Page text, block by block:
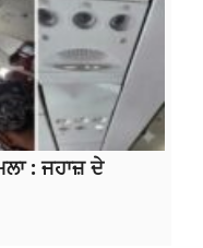
: ਜਹਾਜ਼ ਦੇ